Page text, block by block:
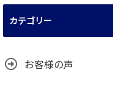
カテゴリー
お客様の声